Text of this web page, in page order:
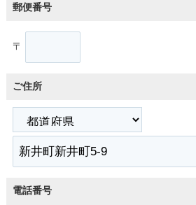
郵便番号
〒
ご住所
電話番号